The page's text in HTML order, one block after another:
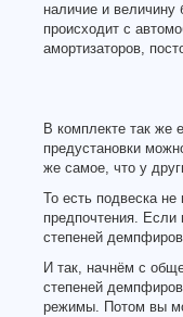
наличие и величину
происходит с
амортизаторов,
В комплекте так же
предустановки
же самое, что у
То есть подвеска
предпочтения. Если
степеней
И так, начнём с
степеней
режимы. Потом вы